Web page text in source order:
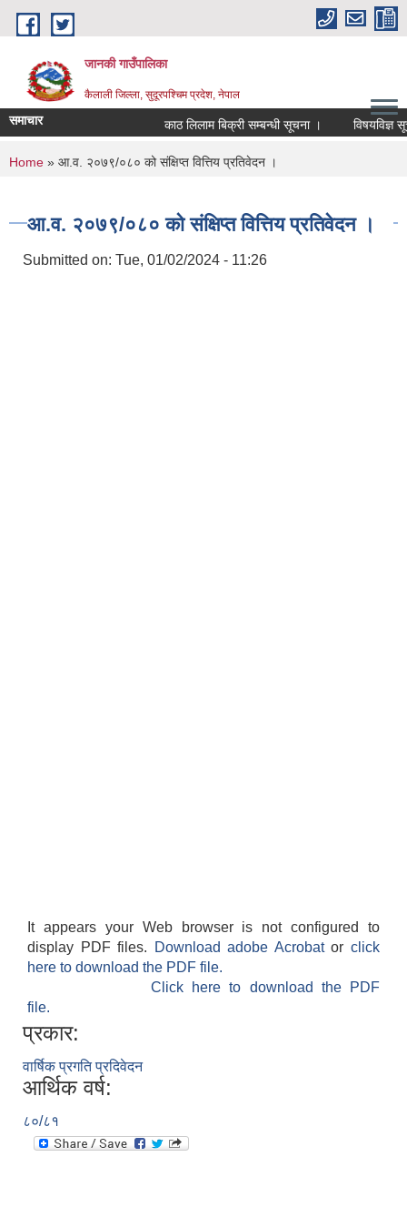
Skip to main content
जानकी गाउँपालिका
कैलाली जिल्ला, सुदूरपश्चिम प्रदेश, नेपाल
समाचार काठ लिलाम बिक्री सम्बन्धी सूचना । विषयविज्ञ
You are here
Home » आ.व. २०७९/०८० को संक्षिप्त वित्तिय प्रतिवेदन ।
आ.व. २०७९/०८० को संक्षिप्त वित्तिय प्रतिवेदन ।
Submitted on: Tue, 01/02/2024 - 11:26
It appears your Web browser is not configured to
display PDF files.
Download adobe Acrobatorclick
here to download the PDF file.
Click here to download the PDF
file.
प्रकार:
वार्षिक प्रगति प्रदिवेदन
आर्थिक वर्ष:
८०/८१